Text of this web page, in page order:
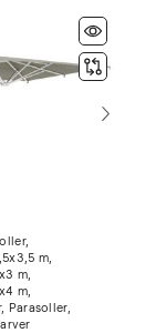
,
m,
m,
m,
, Parasoller,